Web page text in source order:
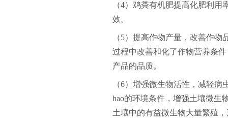
（4）鸡粪有机肥提高化肥利
效。
（5）提高作物产量，改善作
过程中改善和化了作物营养条
产品的品质。
（6）增强微生物活性，减轻
hao的环境条件，增强土壤微生
土壤中的有益微生物大量繁殖